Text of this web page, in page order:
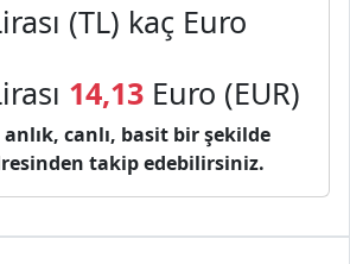
(TL) kaç Euro
14,13 Euro (EUR)
anlık, canlı, basit bir şekilde
takip edebilirsiniz.